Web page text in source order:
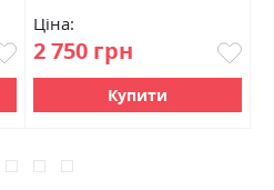
Ціна:
2 750 грн
Купити